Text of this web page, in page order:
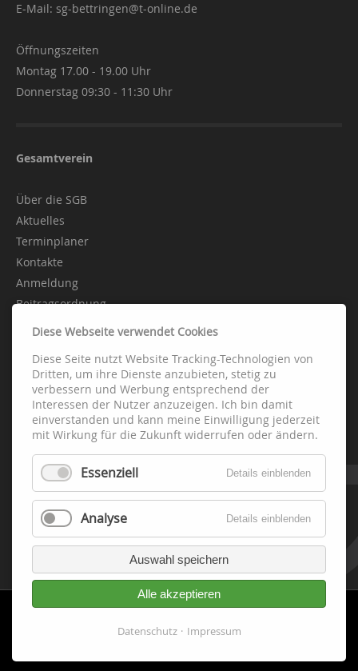
E-Mail: sg-bettringen@t-online.de
Öffnungszeiten
Montag 17.00 - 19.00 Uhr
Donnerstag 09:30 - 11:30 Uhr
Gesamtverein
Über die SGB
Aktuelles
Terminplaner
Kontakte
Anmeldung
Beitragsordnung
Abteilungen
Fussball
Handball
Leichtathletik
Schach
Tennis
Tischtennis
Fitness-Gesundheit-Turnen
Diese Webseite verwendet Cookies
Diese Seite nutzt Website Tracking-Technologien von
Dritten, um ihre Dienste anzubieten, stetig zu
verbessern und Werbung entsprechend der
Interessen der Nutzer anzuzeigen. Ich bin damit
einverstanden und kann meine Einwilligung jederzeit
mit Wirkung für die Zukunft widerrufen oder ändern.
Essenziell Details einblenden
Analyse Details einblenden
Auswahl speichern
Alle akzeptieren
Datenschutz Impressum